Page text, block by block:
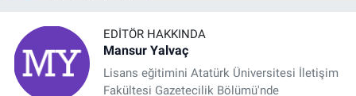
EDITÖR HAKKINDA
Mansur Yalvaç
Lisans eğitimini Atatürk Üniversitesi İletişim
Fakültesi Gazetecilik Bölümü'nde